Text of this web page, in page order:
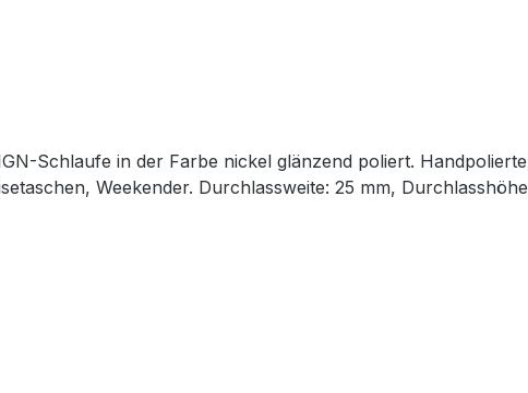
Schlaufe in der Farbe nickel glänzend poliert.
Weekender. Durchlassweite: 25 mm,